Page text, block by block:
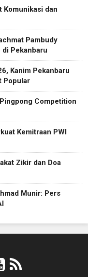
Komunikasi dan
Pambudy
di Pekanbaru
Kanim Pekanbaru
Popular
Competition
Kemitraan PWI
Zikir dan Doa
Munir: Pers